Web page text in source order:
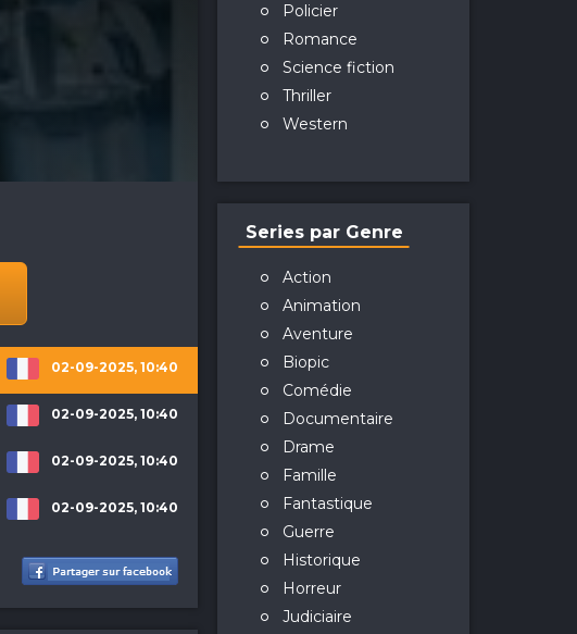
02-09-2025, 10:40
02-09-2025, 10:40
02-09-2025, 10:40
02-09-2025, 10:40
Policier
Romance
Science fiction
Thriller
Western
Series par Genre
Action
Animation
Aventure
Biopic
Comédie
Documentaire
Drame
Famille
Fantastique
Guerre
Historique
Horreur
Judiciaire